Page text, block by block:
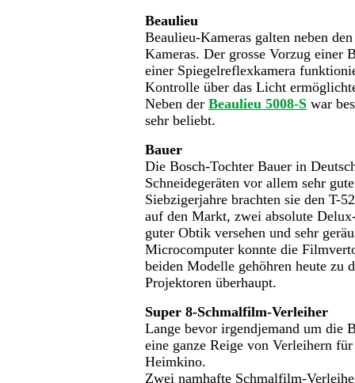
Beaulieu
Beaulieu-Kameras galten neben
Kameras. Der grosse Vorzug einer
einer Spiegelreflexkamera
Kontrolle über das Licht
Neben der Beaulieu 5008-S war
sehr beliebt.
Bauer
Die Bosch-Tochter Bauer in
Schneidegeräten vor allem sehr
Siebzigerjahre brachten sie den T-
auf den Markt, zwei absolute
guter Obtik versehen und sehr
Microcomputer konnte die
beiden Modelle gehöhren heute zu
Projektoren überhaupt.
Super 8-Schmalfilm-Verleiher
Lange bevor irgendjemand um die
eine ganze Reige von Verleihern
Heimkino.
Zwei namhafte Schmalfilm-